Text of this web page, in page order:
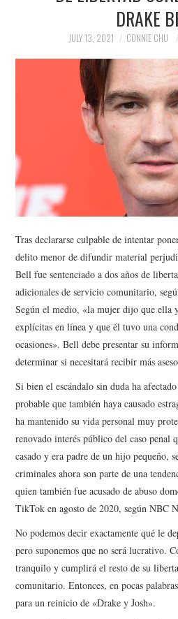
DRAKE
JULY 13, 2021 CONNIE CHU
Tras declararse culpable de intentar
delito menor de difundir material
Bell fue sentenciado a dos años de
adicionales de servicio comunitario,
Según el medio, «la mujer dijo que ella
explícitas en línea y que él tuvo una
ocasiones». Bell debe presentar su
determinar si necesitará recibir más
Si bien el escándalo sin duda ha
probable que también haya causado
ha mantenido su vida personal muy
renovado interés público del caso penal
casado y era padre de un hijo pequeño,
criminales ahora son parte de una
quien también fue acusado de abuso
TikTok en agosto de 2020, según NBC
No podemos decir exactamente qué le
pero suponemos que no será lucrativo.
tranquilo y cumplirá el resto de su
comunitario. Entonces, en pocas
para un reinicio de «Drake y Josh».